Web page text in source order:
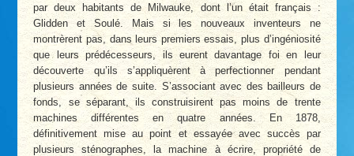
par deux habitants de Milwauke, dont l’un était français :
Glidden et Soulé. Mais si les nouveaux inventeurs ne
montrèrent pas, dans leurs premiers essais, plus d’ingéniosité
que leurs prédécesseurs, ils eurent davantage foi en leur
découverte qu’ils s’appliquèrent à perfectionner pendant
plusieurs années de suite. S’associant avec des bailleurs de
fonds, se séparant, ils construisirent pas moins de trente
machines différentes en quatre années. En 1878,
définitivement mise au point et essayée avec succès par
plusieurs sténographes, la machine à écrire, propriété de